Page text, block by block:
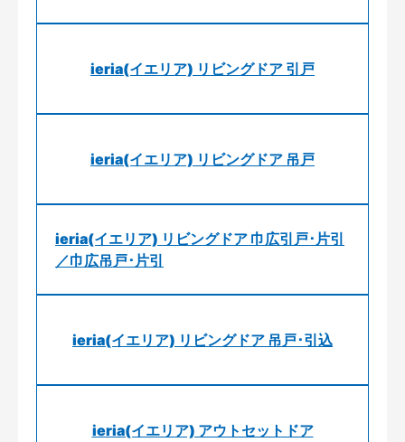
ieria(イエリア) リビングドア 引戸
ieria(イエリア) リビングドア 吊戸
ieria(イエリア) リビングドア 巾広引戸･片引
／巾広吊戸･片引
ieria(イエリア) リビングドア 吊戸･引込
ieria(イエリア) アウトセットドア